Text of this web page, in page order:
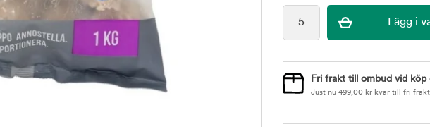
Fri frakt till ombud vid köp
Just nu 499,00 kr kvar till fri